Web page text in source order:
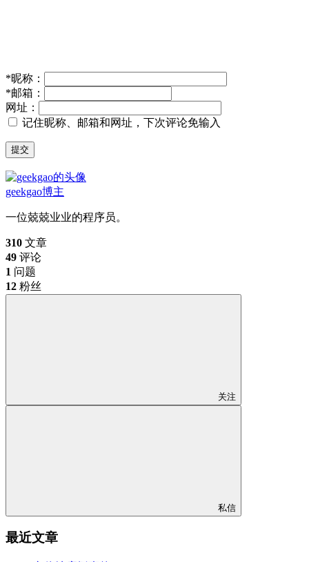
*昵称：
*邮箱：
网址：
记住昵称、邮箱和网址，下次评论免输入
提交
geekgao博主
一位兢兢业业的程序员。
310 文章
49 评论
1 问题
12 粉丝
关注
私信
最近文章